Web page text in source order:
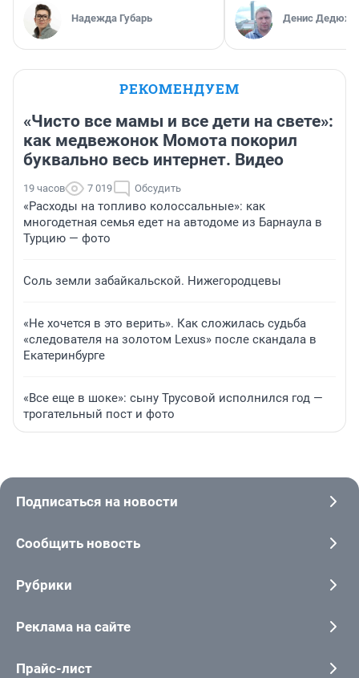
Надежда Губарь Денис
РЕКОМЕНДУЕМ
«Чисто все мамы и все дети на свете»:
как медвежонок Момота покорил
буквально весь интернет. Видео
19 часов 7 019 Обсудить
«Расходы на топливо колоссальные»: как
многодетная семья едет на автодоме из Барнаула в
Турцию — фото
Соль земли забайкальской. Нижегородцевы
«Не хочется в это верить». Как сложилась судьба
«следователя на золотом Lexus» после скандала в
Екатеринбурге
«Все еще в шоке»: сыну Трусовой исполнился год —
трогательный пост и фото
Подписаться на новости
Сообщить новость
Рубрики
Реклама на сайте
Прайс-лист